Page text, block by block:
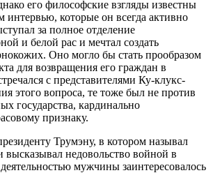
его философские взгляды известны
которые он всегда активно
за полное отделение
и белой рас и мечтал создать
Оно могло бы стать прообразом
для возвращения его граждан в
с представителями Ку-клукс-
этого вопроса, те тоже был не против
государства, кардинально
признаку.
Трумэну, в котором называл
высказывал недовольство войной в
мужчины заинтересовалось